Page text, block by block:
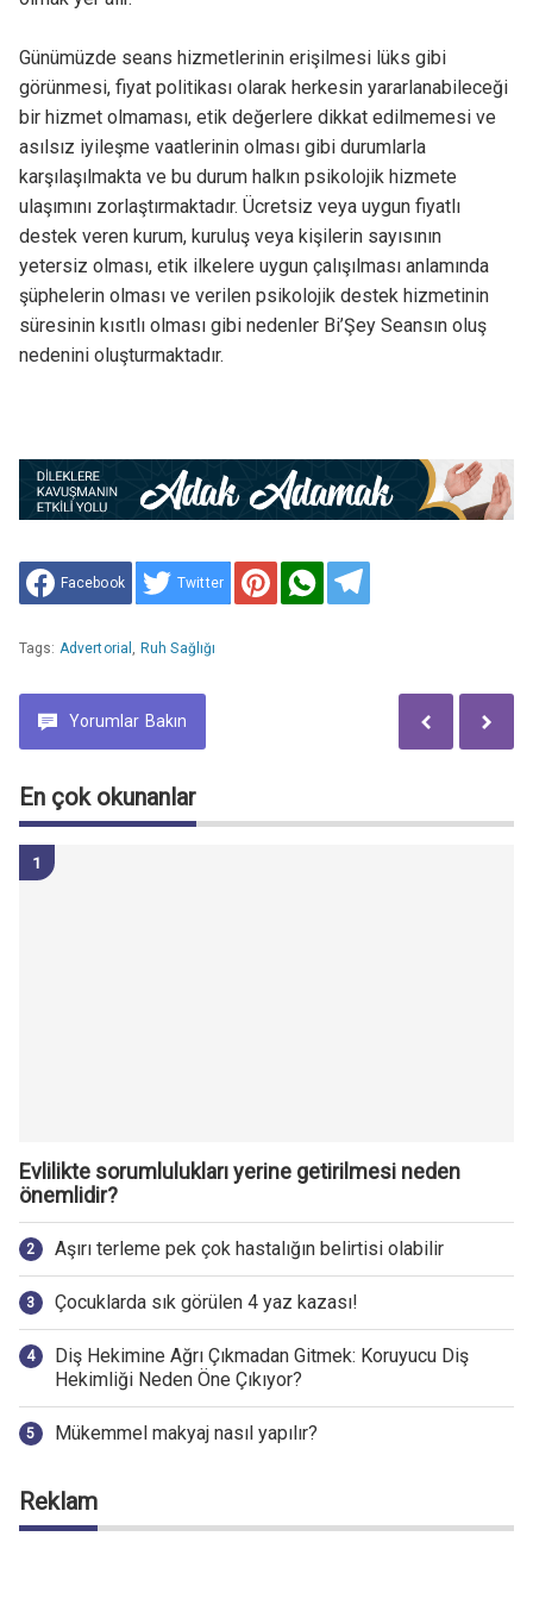
Günümüzde seans hizmetlerinin erişilmesi lüks gibi
görünmesi, fiyat politikası olarak herkesin yararlanabileceği
bir hizmet olmaması, etik değerlere dikkat edilmemesi ve
asılsız iyileşme vaatlerinin olması gibi durumlarla
karşılaşılmakta ve bu durum halkın psikolojik hizmete
ulaşımını zorlaştırmaktadır. Ücretsiz veya uygun fiyatlı
destek veren kurum, kuruluş veya kişilerin sayısının
yetersiz olması, etik ilkelere uygun çalışılması anlamında
şüphelerin olması ve verilen psikolojik destek hizmetinin
süresinin kısıtlı olması gibi nedenler Bi’Şey Seansın oluş
nedenini oluşturmaktadır.
Facebook Twitter
Tags: Advertorial , Ruh Sağlığı
Yorumlar Bakın
En çok okunanlar
Evlilikte sorumlulukları yerine getirilmesi neden
önemlidir?
Aşırı terleme pek çok hastalığın belirtisi olabilir
Çocuklarda sık görülen 4 yaz kazası!
Diş Hekimine Ağrı Çıkmadan Gitmek: Koruyucu Diş
Hekimliği Neden Öne Çıkıyor?
Mükemmel makyaj nasıl yapılır?
Reklam